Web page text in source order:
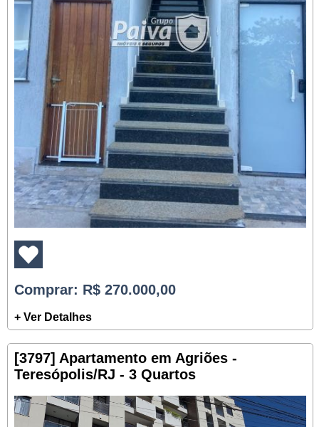
Comprar: R$ 270.000,00
+ Ver Detalhes
[3797] Apartamento em Agriões -
Teresópolis/RJ - 3 Quartos